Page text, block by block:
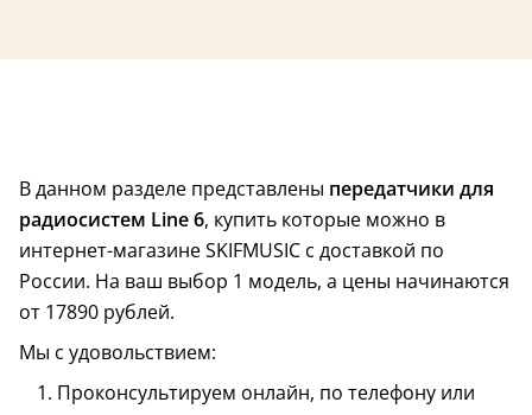
В данном разделе представлены передатчики для
радиосистем Line 6, купить которые можно в
интернет-магазине SKIFMUSIC с доставкой по
России. На ваш выбор 1 модель, а цены начинаются
от 17890 рублей.
Мы с удовольствием:
Проконсультируем онлайн, по телефону или